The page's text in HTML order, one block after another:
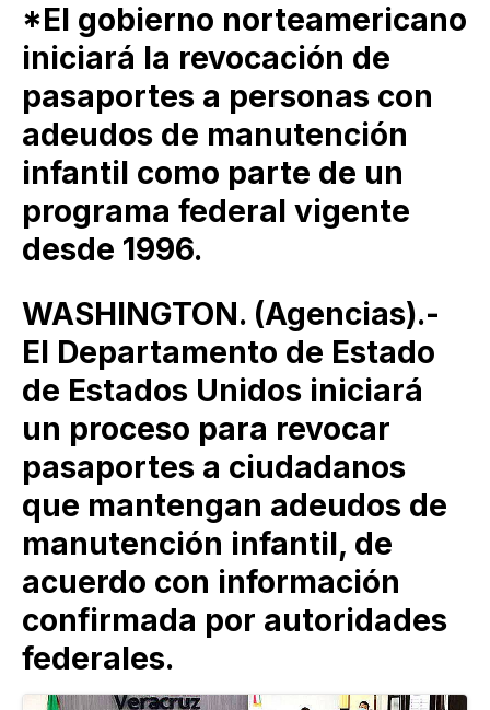
*El gobierno norteamericano
iniciará la revocación de
pasaportes a personas con
adeudos de manutención
infantil como parte de un
programa federal vigente
desde 1996.
WASHINGTON. (Agencias).-
El Departamento de Estado
de Estados Unidos iniciará
un proceso para revocar
pasaportes a ciudadanos
que mantengan adeudos de
manutención infantil, de
acuerdo con información
confirmada por autoridades
federales.